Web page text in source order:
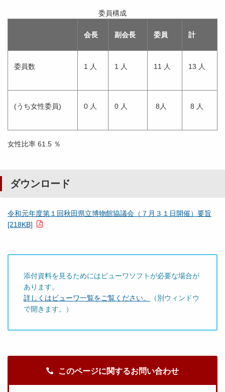
会長 副会長 委員 計
委員構成
委員数 1 人 1 人 11 人 13 人
(うち女性委員) 0 人 0 人 8人 8 人
女性比率 61.5 ％
ダウンロード
令和元年度第１回秋田県立博物館協議会（７月３１日開催）要旨
[218KB]
添付資料を見るためにはビューワソフトが必要な場合が
あります。
詳しくはビューワ一覧をご覧ください。
（別ウィンドウ
で開きます。）
このページに関するお問い合わせ